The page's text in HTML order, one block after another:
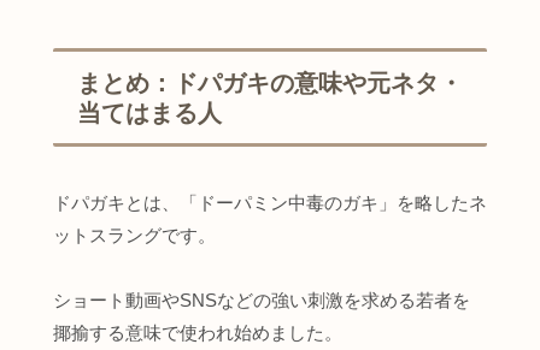
まとめ：ドパガキの意味や元ネタ・
当てはまる人
ドパガキとは、「ドーパミン中毒のガキ」を略したネ
ットスラングです。
ショート動画やSNSなどの強い刺激を求める若者を
揶揄する意味で使われ始めました。